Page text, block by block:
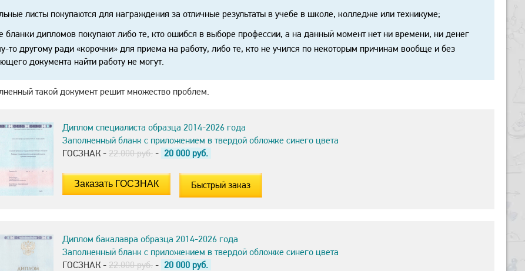
листы покупаются для награждения за отличные результаты в учебе в школе, колледже или техникуме;
бланки дипломов покупают либо те, кто ошибся в выборе профессии, а на данный момент нет ни времени, ни денег
то другому ради «корочки» для приема на работу, либо те, кто не учился по некоторым причинам вообще и без
документа найти работу не могут.
такой документ решит множество проблем.
Диплом специалиста образца 2014-2026 года
Заполненный бланк с приложением в твердой обложке синего цвета
ГОСЗНАК - 22.000 руб. - 20 000 руб.
Быстрый заказ
Диплом бакалавра образца 2014-2026 года
Заполненный бланк с приложением в твердой обложке синего цвета
ГОСЗНАК - 22.000 руб. - 20 000 руб.